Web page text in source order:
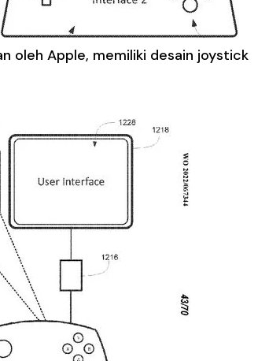
oleh Apple, memiliki desain joystick